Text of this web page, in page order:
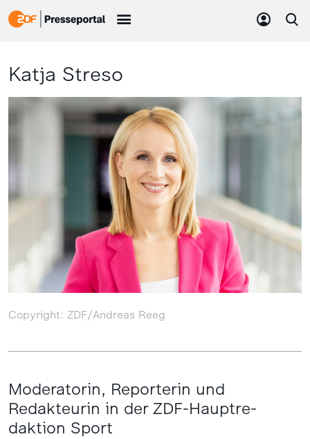
Katja Streso
Copyright: ZDF/Andreas Reeg
Moderatorin, Reporterin und
Redakteurin in der ZDF-Hauptre­
daktion Sport